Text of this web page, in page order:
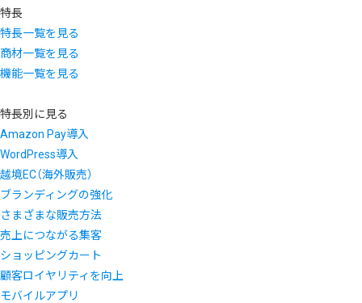
特長
特長一覧を見る
商材一覧を見る
機能一覧を見る
特長別に見る
Amazon Pay導入
WordPress導入
越境EC（海外販売）
ブランディングの強化
さまざまな販売方法
売上につながる集客
ショッピングカート
顧客ロイヤリティを向上
モバイルアプリ